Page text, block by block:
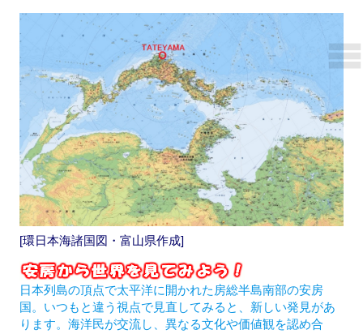
[環日本海諸国図・富山県作成]
日本列島の頂点で太平洋に開かれた房総半島南部の安房
国。いつもと違う視点で見直してみると、新しい発見があ
ります。海洋民が交流し、異なる文化や価値観を認め合